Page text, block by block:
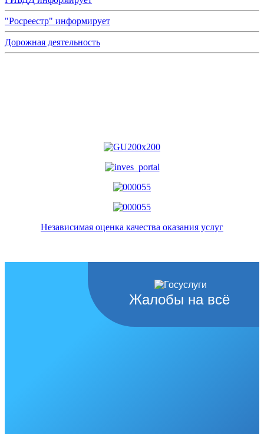
"Росреестр" информирует
Дорожная деятельность
Независимая оценка качества оказания услуг
Жалобы на всё